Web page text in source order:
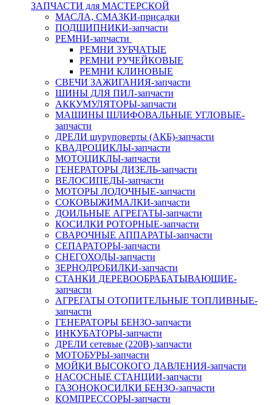
ЗАПЧАСТИ для МАСТЕРСКОЙ
МАСЛА, СМАЗКИ-присадки
ПОДШИПНИКИ-запчасти
РЕМНИ-запчасти
РЕМНИ ЗУБЧАТЫЕ
РЕМНИ РУЧЕЙКОВЫЕ
РЕМНИ КЛИНОВЫЕ
СВЕЧИ ЗАЖИГАНИЯ-запчасти
ШИНЫ ДЛЯ ПИЛ-запчасти
АККУМУЛЯТОРЫ-запчасти
МАШИНЫ ШЛИФОВАЛЬНЫЕ УГЛОВЫЕ-
запчасти
ДРЕЛИ шуруповерты (АКБ)-запчасти
КВАДРОЦИКЛЫ-запчасти
МОТОЦИКЛЫ-запчасти
ГЕНЕРАТОРЫ ДИЗЕЛЬ-запчасти
ВЕЛОСИПЕДЫ-запчасти
МОТОРЫ ЛОДОЧНЫЕ-запчасти
СОКОВЫЖИМАЛКИ-запчасти
ДОИЛЬНЫЕ АГРЕГАТЫ-запчасти
КОСИЛКИ РОТОРНЫЕ-запчасти
СВАРОЧНЫЕ АППАРАТЫ-запчасти
СЕПАРАТОРЫ-запчасти
СНЕГОХОДЫ-запчасти
ЗЕРНОДРОБИЛКИ-запчасти
СТАНКИ ДЕРЕВООБРАБАТЫВАЮЩИЕ-
запчасти
АГРЕГАТЫ ОТОПИТЕЛЬНЫЕ ТОПЛИВНЫЕ-
запчасти
ГЕНЕРАТОРЫ БЕНЗО-запчасти
ИНКУБАТОРЫ-запчасти
ДРЕЛИ сетевые (220В)-запчасти
МОТОБУРЫ-запчасти
МОЙКИ ВЫСОКОГО ДАВЛЕНИЯ-запчасти
НАСОСНЫЕ СТАНЦИИ-запчасти
ГАЗОНОКОСИЛКИ БЕНЗО-запчасти
КОМПРЕССОРЫ-запчасти